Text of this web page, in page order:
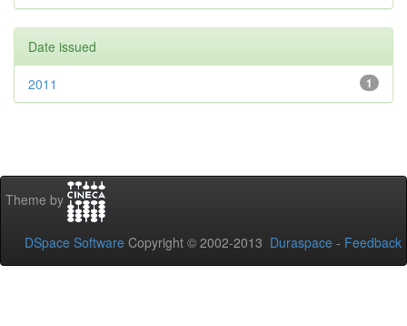
Date issued
1
2011
Theme by
DSpace Software Copyright © 2002-2013 Duraspace - Feedback